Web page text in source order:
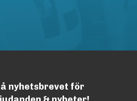
nyhetsbrevet för